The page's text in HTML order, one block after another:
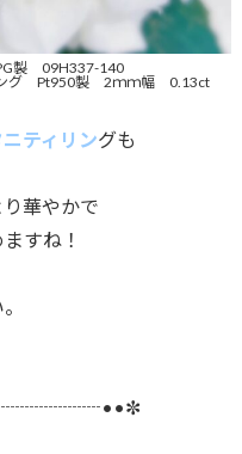
製 09H337-140
ング Pt950製 2ｍｍ幅 0.13ct
ティリングも
華やかで
すね！